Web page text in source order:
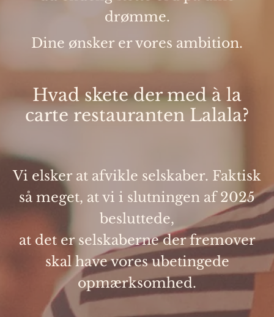
drømme.
Dine ønsker er vores ambition.
Hvad skete der med à la
carte restauranten Lalala?
Vi elsker at afvikle selskaber. Faktisk
så meget, at vi i slutningen af 2025
besluttede,
at det er selskaberne der fremover
skal have vores ubetingede
opmærksomhed.